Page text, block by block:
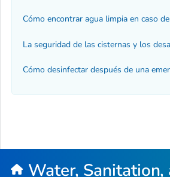
Cómo encontrar agua limpia en caso
La seguridad de las cisternas y los
Cómo desinfectar después de una
Water, Sanitation,